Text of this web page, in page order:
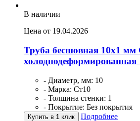
В наличии
Цена от 19.04.2026
Труба бесшовная 10х1 мм
- Диаметр, мм: 10
- Марка: Ст10
- Толщина стенки: 1
- Покрытие: Без покрытия
Купить в 1 клик Подробнее